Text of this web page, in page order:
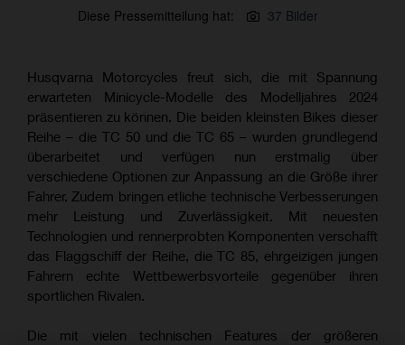
Diese Pressemitteilung hat:
37 Bilder
Husqvarna Motorcycles freut sich, die mit Spannung
erwarteten Minicycle-Modelle des Modelljahres 2024
präsentieren zu können. Die beiden kleinsten Bikes dieser
Reihe – die TC 50 und die TC 65 – wurden grundlegend
überarbeitet und verfügen nun erstmalig über
verschiedene Optionen zur Anpassung an die Größe ihrer
Fahrer. Zudem bringen etliche technische Verbesserungen
mehr Leistung und Zuverlässigkeit. Mit neuesten
Technologien und rennerprobten Komponenten verschafft
das Flaggschiff der Reihe, die TC 85, ehrgeizigen jungen
Fahrern echte Wettbewerbsvorteile gegenüber ihren
sportlichen Rivalen.
Die mit vielen technischen Features der größeren